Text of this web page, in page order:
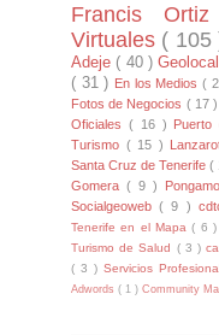
Francis Ortiz
Virtuales (
Adeje ( 40 )
( 31 ) En los Medios (
Fotos de Negocios ( 17
Oficiales ( 16 )
Turismo ( 15 )
Santa Cruz de Tenerife(
Gomera ( 9 )
Socialgeoweb( 9 )
Tenerife en el Mapa( 6
Turismo de Salud ( 3 )
( 3 )Servicios
Adwords ( 1 ) Community